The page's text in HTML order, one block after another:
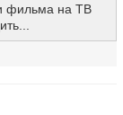
фильма на ТВ